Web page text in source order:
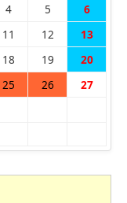
4 5 6
11 12 13
18 19 20
25 26 27